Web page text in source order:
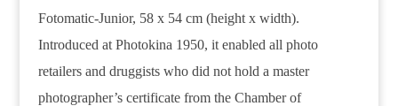
Fotomatic-Junior, 58 x 54 cm (height x width).
Introduced at Photokina 1950, it enabled all photo
retailers and druggists who did not hold a master
photographer’s certificate from the Chamber of